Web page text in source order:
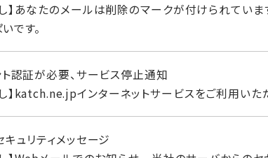
】あなたのメールは削除のマークが付けられていま
です。
ト認証が必要、サービス停止通知
】katch.ne.jpインターネットサービスをご利用いた
キュリティメッセージ